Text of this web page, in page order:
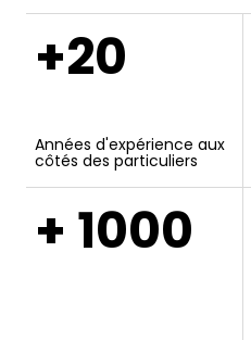
+20
Années d'expérience aux
côtés des particuliers
+ 1000